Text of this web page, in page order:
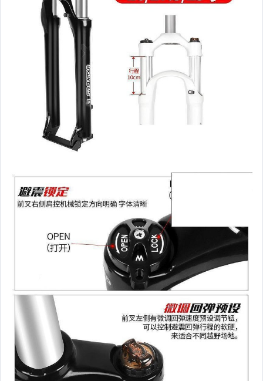
玩具、模型與公仔
男性精品與服飾
女裝與服飾配件
偶像、球員卡與郵幣
手錶與飾品配件
女包精品與女鞋
家電與影音視聽